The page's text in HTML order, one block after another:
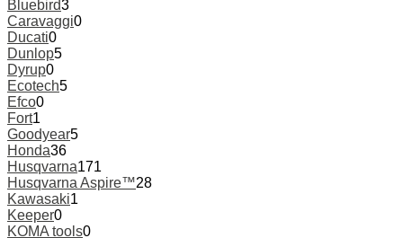
Bluebird3
Caravaggi0
Ducati0
Dunlop5
Dyrup0
Ecotech5
Efco0
Fort1
Goodyear5
Honda36
Husqvarna171
Husqvarna Aspire™28
Kawasaki1
Keeper0
KOMA tools0